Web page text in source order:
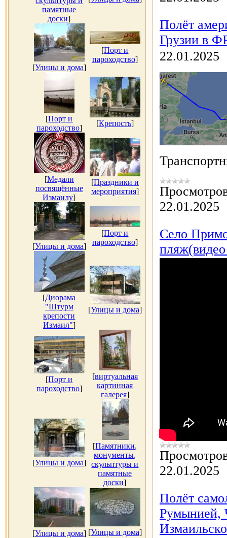
памятные
доски]
[Улицы и дома]
[Порт и
пароходство]
[Порт и
пароходство]
[Крепость]
[Медали
посвящённые
Измаилу]
[Праздники и
мероприятия]
[Улицы и дома]
[Порт и
пароходство]
[Диорама
"Штурм
крепости
Измаил"]
[Улицы и дома]
[Порт и
пароходство]
[виртуальная
картинная
галерея]
[Улицы и дома]
[Памятники,
монументы,
скульптуры и
памятные
доски]
[Улицы и дома] [Улицы и дома]
Полёт
Грузии в
22.01.2025
22.01.2025
Село
22.01.2025
Полёт
Румынией,